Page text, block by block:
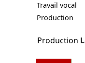
Travail vocal
Production
Production